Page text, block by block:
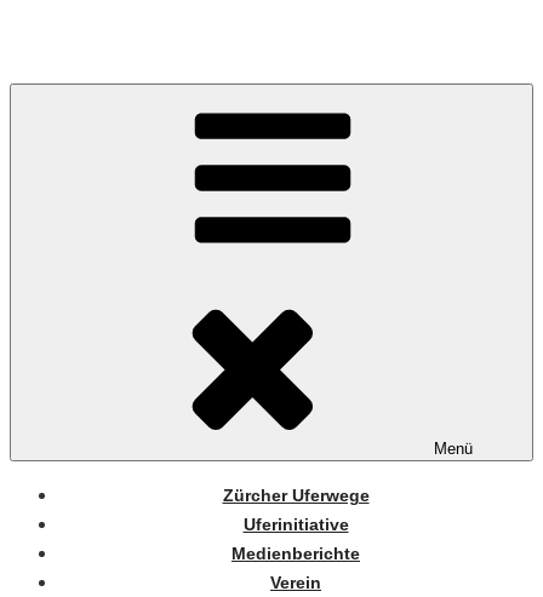
springen
Menü
Zürcher Uferwege
Uferinitiative
Medienberichte
Verein